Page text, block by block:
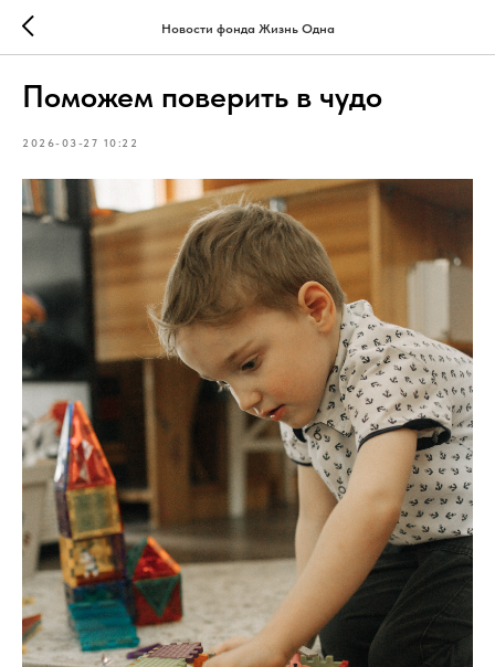
Новости фонда Жизнь Одна
Поможем поверить в чудо
2026-03-27 10:22